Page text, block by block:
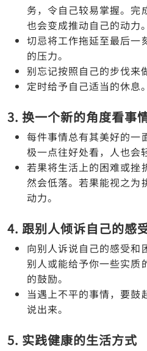
务，令自己较易掌握。完
也会变成推动自己的动力。
切忌将工作拖延至最后一
的压力。
别忘记按照自己的步伐来
定时给予自己适当的休息。
3. 换一个新的角度看事
每件事情总有其美好的一
极一点往好处看，人也会
若果将生活上的困难或挫
然会低落。若果能视之为
动力。
4. 跟别人倾诉自己的感
向别人诉说自己的感受和
别人或能给予你一些实质
的鼓励。
当遇上不平的事情，要鼓
说出来。
5. 实践健康的生活方式